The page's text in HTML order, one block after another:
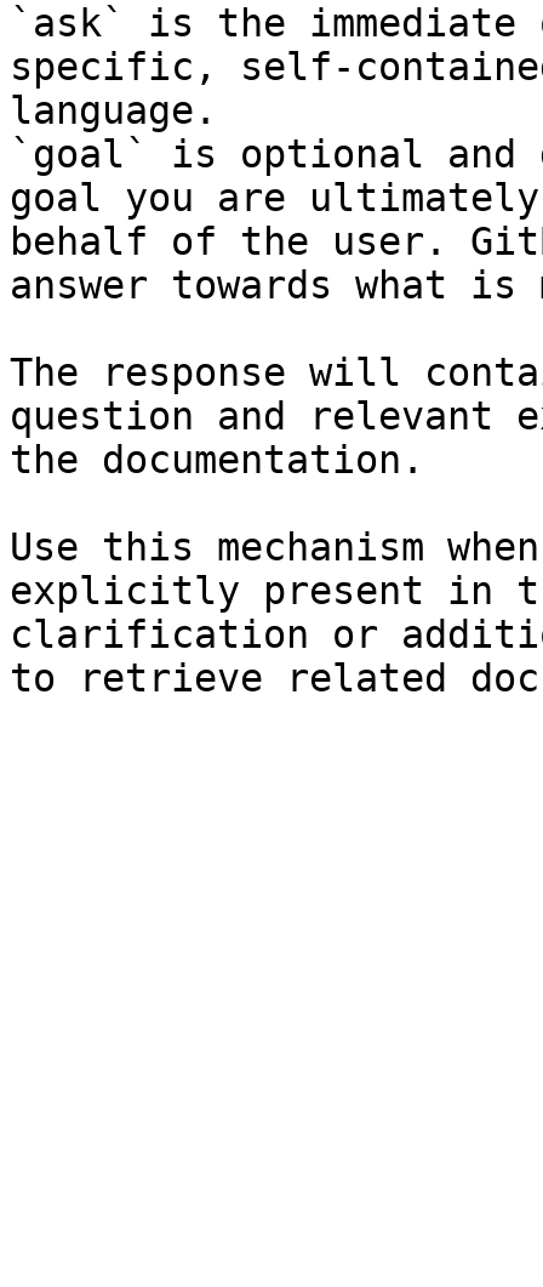
`ask` is the
specific, self-
language.
`goal` is optional and
goal you are
behalf of the user.
answer towards what
The response will
question and relevant
the documentation.
Use this mechanism
explicitly present in
clarification or